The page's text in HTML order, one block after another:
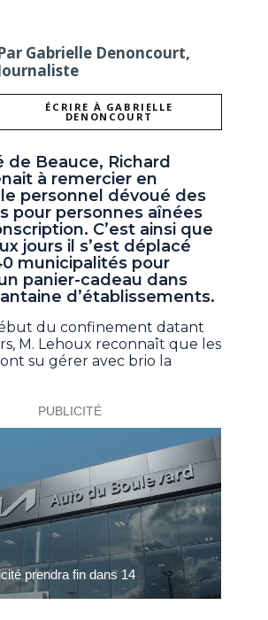
Gabrielle Denoncourt,
ÉCRIRE À GABRIELLE
DENONCOURT
de Beauce, Richard
à remercier en
personnel dévoué des
pour personnes aînées
C’est ainsi que
jours il s’est déplacé
municipalités pour
panier-cadeau dans
d’établissements.
du confinement datant
M. Lehoux reconnaît que les
su gérer avec brio la